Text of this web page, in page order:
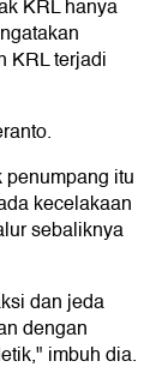
KRL hanya
KRL terjadi
itu
kecelakaan
sebaliknya
dan jeda
dengan
imbuh dia.